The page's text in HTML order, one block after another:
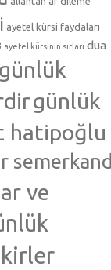
ayetel kürsi faydaları
ayetel kürsinin sırları dua
günlük
günlük
hatipoğlu
semerkand
ve